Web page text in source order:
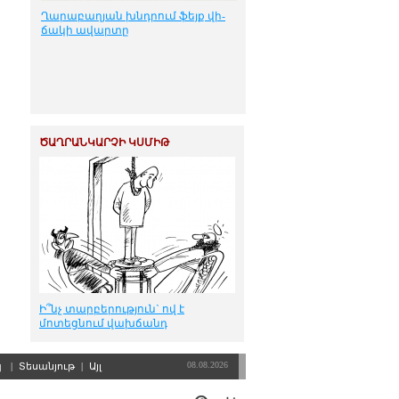
Ղա­րա­բա­ղ­յան խնդ­րում ֆեյք վի­
ճա­կի ա­վար­տը
ԾԱՂՐԱՆԿԱՐՉԻ ԿՍՄԻԹ
Ի՞նչ տարբերություն` ով է
մոտեցնում վախճանդ
| Տեսանյութ | Այլ 08.08.2026